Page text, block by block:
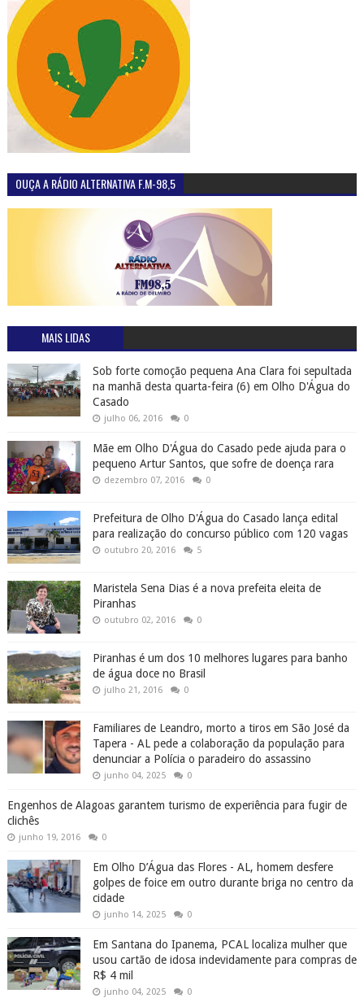
OUÇA A RÁDIO ALTERNATIVA F.M-98,5
MAIS LIDAS
Sob forte comoção pequena Ana Clara foi sepultada
na manhã desta quarta-feira (6) em Olho D'Água do
Casado
julho 06, 2016 0
Mãe em Olho D'Água do Casado pede ajuda para o
pequeno Artur Santos, que sofre de doença rara
dezembro 07, 2016 0
Prefeitura de Olho D'Água do Casado lança edital
para realização do concurso público com 120 vagas
outubro 20, 2016 5
Maristela Sena Dias é a nova prefeita eleita de
Piranhas
outubro 02, 2016 0
Piranhas é um dos 10 melhores lugares para banho
de água doce no Brasil
julho 21, 2016 0
Familiares de Leandro, morto a tiros em São José da
Tapera - AL pede a colaboração da população para
denunciar a Polícia o paradeiro do assassino
junho 04, 2025 0
Engenhos de Alagoas garantem turismo de experiência para fugir de
clichês
junho 19, 2016 0
Em Olho D’Água das Flores - AL, homem desfere
golpes de foice em outro durante briga no centro da
cidade
junho 14, 2025 0
Em Santana do Ipanema, PCAL localiza mulher que
usou cartão de idosa indevidamente para compras de
R$ 4 mil
junho 04, 2025 0